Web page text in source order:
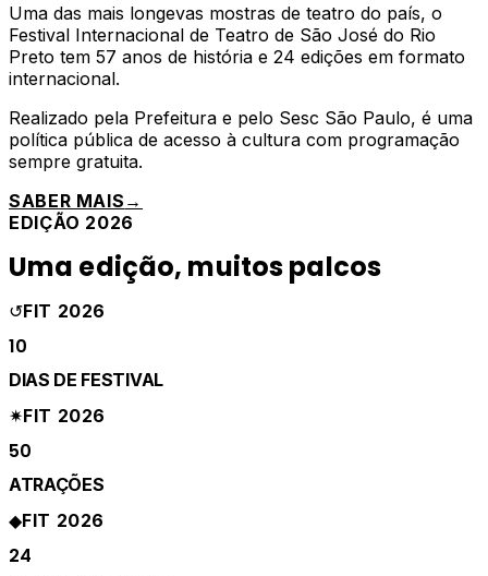
Uma das mais longevas mostras de teatro do país, o
Festival Internacional de Teatro de São José do Rio
Preto tem 57 anos de história e 24 edições em formato
internacional.
Realizado pela Prefeitura e pelo Sesc São Paulo, é uma
política pública de acesso à cultura com programação
sempre gratuita.
SABER MAIS →
EDIÇÃO 2026
Uma edição, muitos palcos
↺FIT 2026
10
DIAS DE FESTIVAL
✷FIT 2026
50
ATRAÇÕES
◆FIT 2026
24